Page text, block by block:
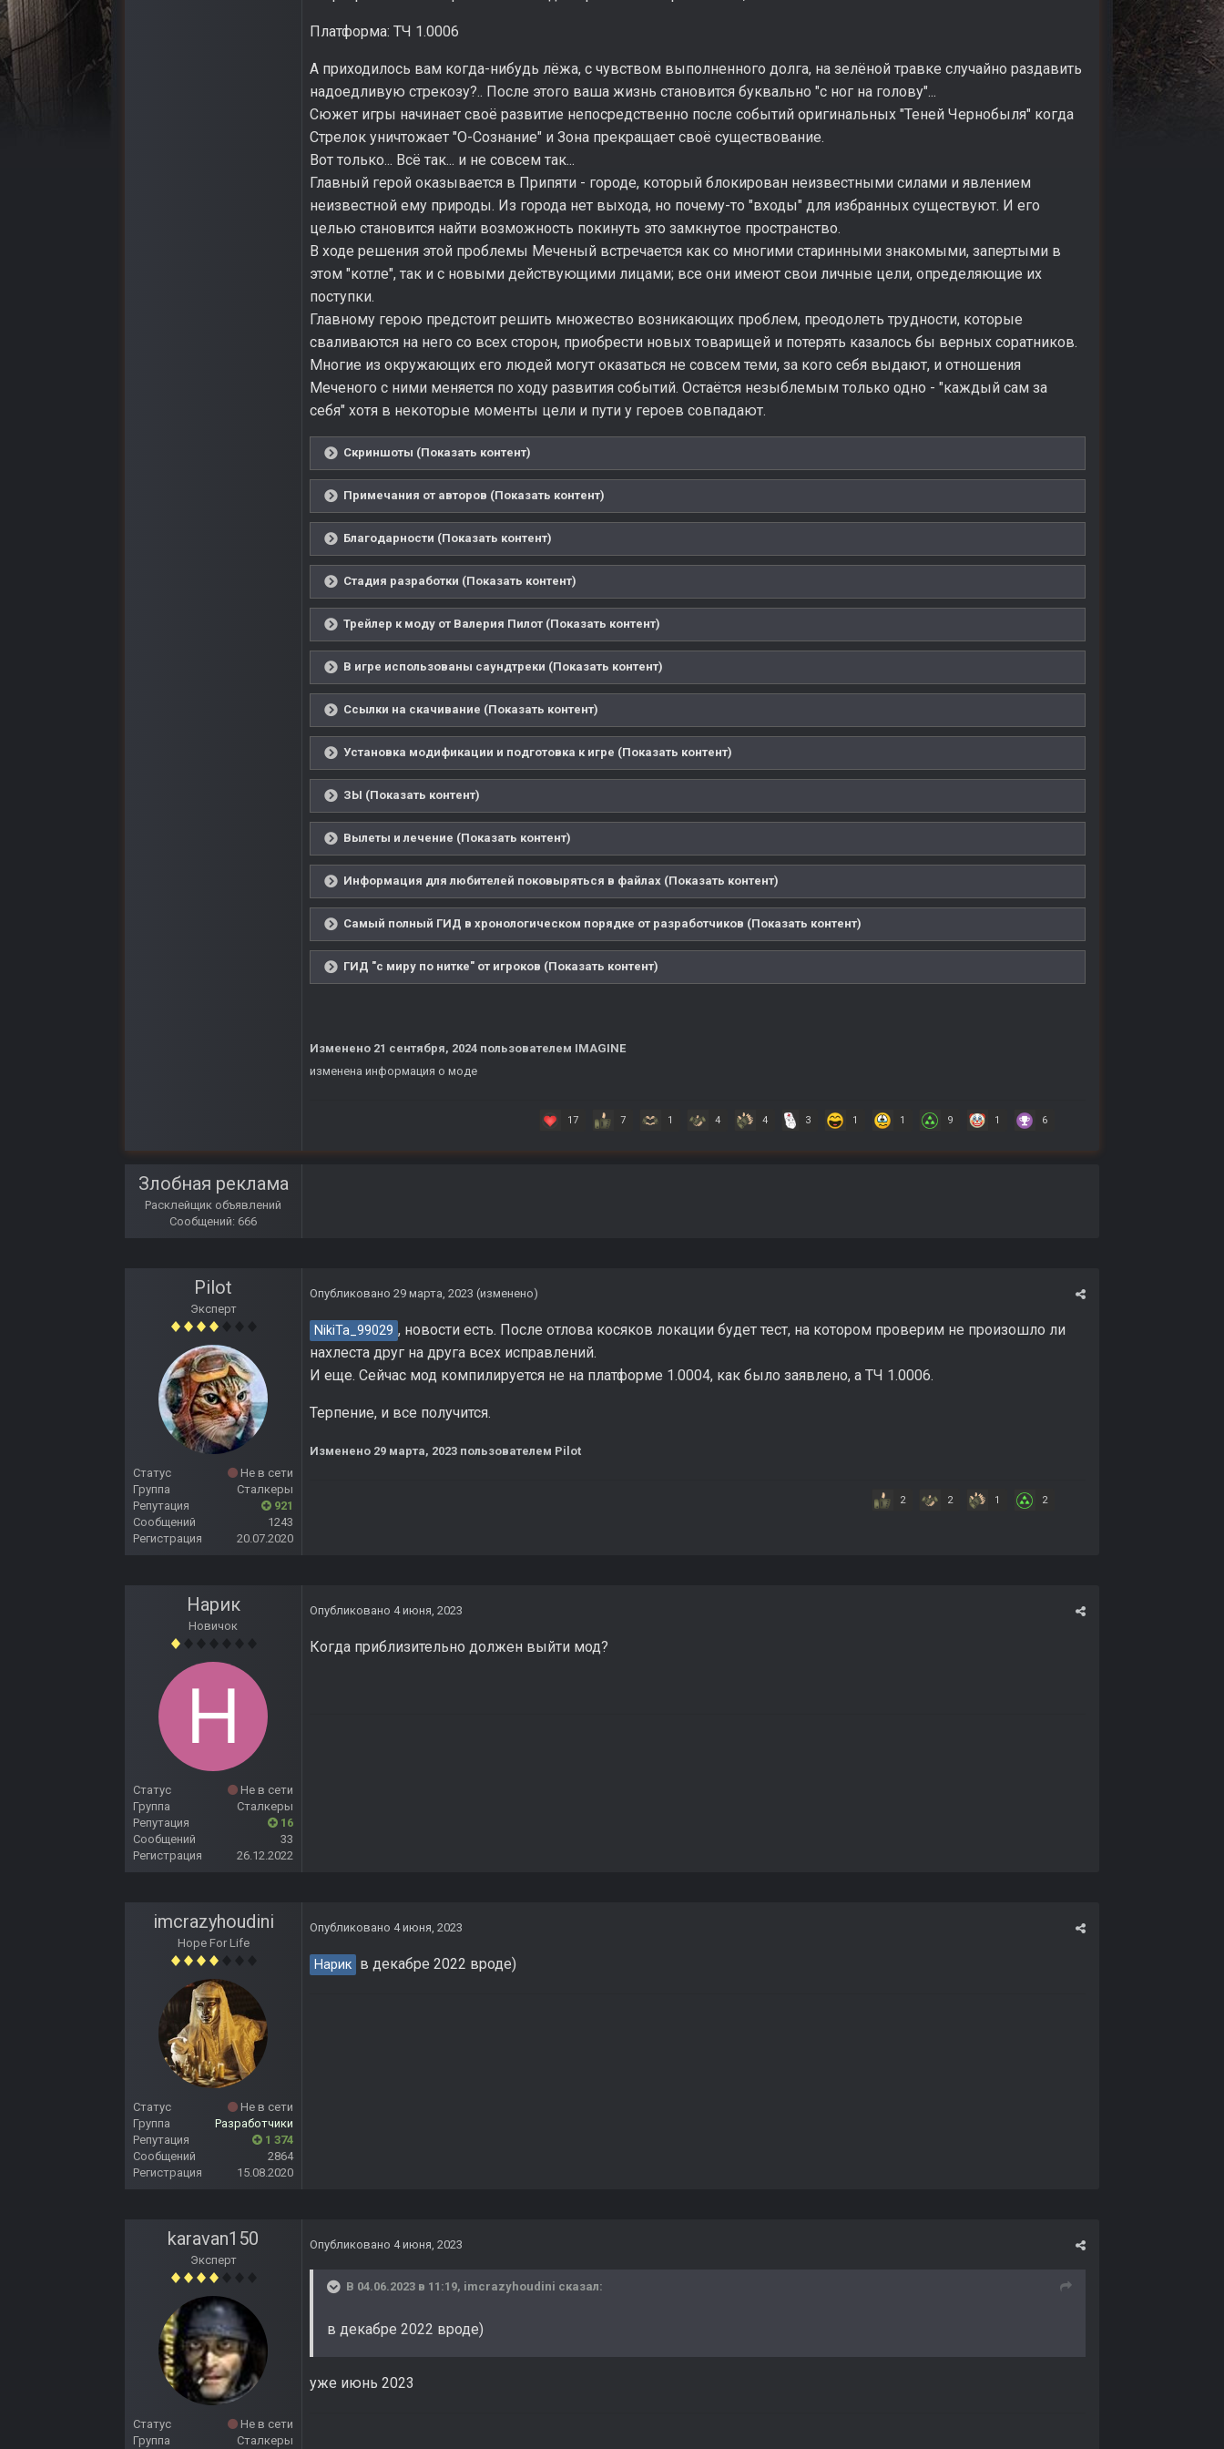
Платформа: ТЧ 1.0006
А приходилось вам когда-нибудь лёжа, с чувством выполненного долга, на зелёной травке случайно раздавить
надоедливую стрекозу?.. После этого ваша жизнь становится буквально "с ног на голову"...
Сюжет игры начинает своё развитие непосредственно после событий оригинальных "Теней Чернобыля" когда
Стрелок уничтожает "О-Сознание" и Зона прекращает своё существование.
Вот только... Всё так... и не совсем так...
Главный герой оказывается в Припяти - городе, который блокирован неизвестными силами и явлением
неизвестной ему природы. Из города нет выхода, но почему-то "входы" для избранных существуют. И его
целью становится найти возможность покинуть это замкнутое пространство.
В ходе решения этой проблемы Меченый встречается как со многими старинными знакомыми, запертыми в
этом "котле", так и с новыми действующими лицами; все они имеют свои личные цели, определяющие их
поступки.
Главному герою предстоит решить множество возникающих проблем, преодолеть трудности, которые
сваливаются на него со всех сторон, приобрести новых товарищей и потерять казалось бы верных соратников.
Многие из окружающих его людей могут оказаться не совсем теми, за кого себя выдают, и отношения
Меченого с ними меняется по ходу развития событий. Остаётся незыблемым только одно - "каждый сам за
себя" хотя в некоторые моменты цели и пути у героев совпадают.
Скриншоты (Показать контент)
Примечания от авторов (Показать контент)
Благодарности (Показать контент)
Стадия разработки (Показать контент)
Трейлер к моду от Валерия Пилот (Показать контент)
В игре использованы саундтреки (Показать контент)
Ссылки на скачивание (Показать контент)
Установка модификации и подготовка к игре (Показать контент)
ЗЫ (Показать контент)
Вылеты и лечение (Показать контент)
Информация для любителей поковыряться в файлах (Показать контент)
Самый полный ГИД в хронологическом порядке от разработчиков (Показать контент)
ГИД "с миру по нитке" от игроков (Показать контент)
Изменено 21 сентября, 2024 пользователем IMAGINE
изменена информация о моде
17 7 1 4 4 3 1 1 9 1 6
Злобная реклама
Расклейщик объявлений
Сообщений: 666
Pilot
Эксперт
Статус
Не в сети
Группа
Сталкеры
Репутация
921
Сообщений
1243
Регистрация
20.07.2020
Опубликовано 29 марта, 2023 (изменено)
NikiTa_99029 , новости есть. После отлова косяков локации будет тест, на котором проверим не произошло ли
нахлеста друг на друга всех исправлений.
И еще. Сейчас мод компилируется не на платформе 1.0004, как было заявлено, а ТЧ 1.0006.
Терпение, и все получится.
Изменено 29 марта, 2023 пользователем Pilot
2 2 1 2
Нарик
Новичок
Статус
Не в сети
Группа
Сталкеры
Репутация
16
Сообщений
33
Регистрация
26.12.2022
Опубликовано 4 июня, 2023
Когда приблизительно должен выйти мод?
imcrazyhoudini
Hope For Life
Статус
Не в сети
Группа
Разработчики
Репутация
1 374
Сообщений
2864
Регистрация
15.08.2020
Опубликовано 4 июня, 2023
Нарик в декабре 2022 вроде)
karavan150
Эксперт
Статус
Не в сети
Группа
Сталкеры
Опубликовано 4 июня, 2023
В 04.06.2023 в 11:19, imcrazyhoudini сказал:
в декабре 2022 вроде)
уже июнь 2023